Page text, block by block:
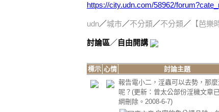
https://city.udn.com/58962/
udn／城市／不分類／不分類／ 【芭樂
討論區／自由開講
標示 心情 討論主題
報告電小二，淫蟲可以去勢，那
呢？(更新：曾太公部份淫穢文章
網刪除。2008-6-7)